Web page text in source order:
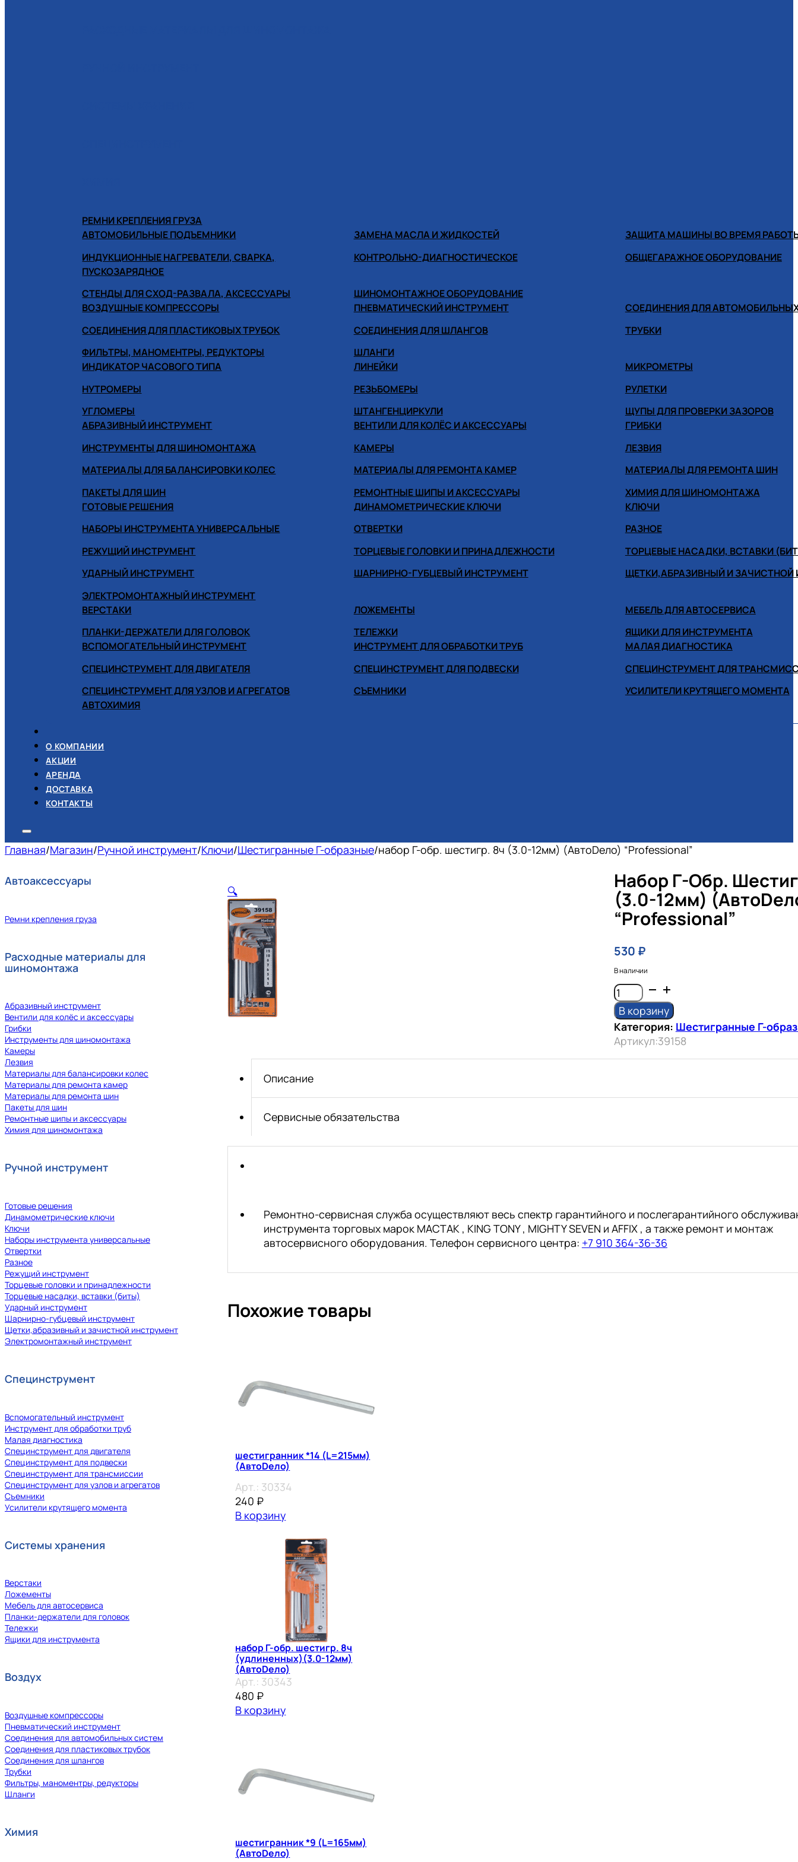
РЕМНИ КРЕПЛЕНИЯ ГРУЗА
АВТОМОБИЛЬНЫЕ ПОДЪЕМНИКИ
ЗАМЕНА МАСЛА И ЖИДКОСТЕЙ
ЗАЩИТА МАШИНЫ ВО ВРЕМЯ
ИНДУКЦИОННЫЕ НАГРЕВАТЕЛИ, СВАРКА,
ПУСКОЗАРЯДНОЕ
КОНТРОЛЬНО-ДИАГНОСТИЧЕСКОЕ ОБЩЕГАРАЖНОЕ ОБОРУДОВАНИЕ
СТЕНДЫ ДЛЯ СХОД-РАЗВАЛА, АКСЕССУАРЫ
ШИНОМОНТАЖНОЕ ОБОРУДОВАНИЕ
ВОЗДУШНЫЕ КОМПРЕССОРЫ
ПНЕВМАТИЧЕСКИЙ ИНСТРУМЕНТ
СОЕДИНЕНИЯ ДЛЯ
СОЕДИНЕНИЯ ДЛЯ ПЛАСТИКОВЫХ ТРУБОК
СОЕДИНЕНИЯ ДЛЯ ШЛАНГОВ
ТРУБКИ
ФИЛЬТРЫ, МАНОМЕНТРЫ, РЕДУКТОРЫ
ШЛАНГИ
ИНДИКАТОР ЧАСОВОГО ТИПА
ЛИНЕЙКИ
МИКРОМЕТРЫ
НУТРОМЕРЫ
РЕЗЬБОМЕРЫ
РУЛЕТКИ
УГЛОМЕРЫ
ШТАНГЕНЦИРКУЛИ
ЩУПЫ ДЛЯ ПРОВЕРКИ ЗАЗОРОВ
АБРАЗИВНЫЙ ИНСТРУМЕНТ
ВЕНТИЛИ ДЛЯ КОЛЁС И АКСЕССУАРЫ
ГРИБКИ
ИНСТРУМЕНТЫ ДЛЯ ШИНОМОНТАЖА
КАМЕРЫ
ЛЕЗВИЯ
МАТЕРИАЛЫ ДЛЯ БАЛАНСИРОВКИ КОЛЕС
МАТЕРИАЛЫ ДЛЯ РЕМОНТА КАМЕР
МАТЕРИАЛЫ ДЛЯ РЕМОНТА ШИН
ПАКЕТЫ ДЛЯ ШИН
РЕМОНТНЫЕ ШИПЫ И АКСЕССУАРЫ
ХИМИЯ ДЛЯ ШИНОМОНТАЖА
ГОТОВЫЕ РЕШЕНИЯ
ДИНАМОМЕТРИЧЕСКИЕ КЛЮЧИ
КЛЮЧИ
НАБОРЫ ИНСТРУМЕНТА УНИВЕРСАЛЬНЫЕ
ОТВЕРТКИ
РАЗНОЕ
РЕЖУЩИЙ ИНСТРУМЕНТ
ТОРЦЕВЫЕ ГОЛОВКИ И ПРИНАДЛЕЖНОСТИ
ТОРЦЕВЫЕ НАСАДКИ, ВСТАВКИ
УДАРНЫЙ ИНСТРУМЕНТ
ШАРНИРНО-ГУБЦЕВЫЙ ИНСТРУМЕНТ
ЩЕТКИ,АБРАЗИВНЫЙ И ЗАЧИСТНОЙ
ЭЛЕКТРОМОНТАЖНЫЙ ИНСТРУМЕНТ
ВЕРСТАКИ
ЛОЖЕМЕНТЫ
МЕБЕЛЬ ДЛЯ АВТОСЕРВИСА
ПЛАНКИ-ДЕРЖАТЕЛИ ДЛЯ ГОЛОВОК
ТЕЛЕЖКИ
ЯЩИКИ ДЛЯ ИНСТРУМЕНТА
ВСПОМОГАТЕЛЬНЫЙ ИНСТРУМЕНТ
ИНСТРУМЕНТ ДЛЯ ОБРАБОТКИ ТРУБ
МАЛАЯ ДИАГНОСТИКА
СПЕЦИНСТРУМЕНТ ДЛЯ ДВИГАТЕЛЯ
СПЕЦИНСТРУМЕНТ ДЛЯ ПОДВЕСКИ
СПЕЦИНСТРУМЕНТ ДЛЯ
СПЕЦИНСТРУМЕНТ ДЛЯ УЗЛОВ И АГРЕГАТОВ
СЪЕМНИКИ
УСИЛИТЕЛИ КРУТЯЩЕГО МОМЕНТА
АВТОХИМИЯ
О КОМПАНИИ
АКЦИИ
АРЕНДА
ДОСТАВКА
КОНТАКТЫ
Главная/Магазин/Ручной инструмент/Ключи/Шестигранные Г-образные/набор Г-обр. шестигр. 8ч (3.0-12мм) (АвтоDело) “Professional”
Автоаксессуары
Ремни крепления груза
Расходные материалы для
шиномонтажа
Абразивный инструмент
Вентили для колёс и аксессуары
Грибки
Инструменты для шиномонтажа
Камеры
Лезвия
Материалы для балансировки колес
Материалы для ремонта камер
Материалы для ремонта шин
Пакеты для шин
Ремонтные шипы и аксессуары
Химия для шиномонтажа
Ручной инструмент
Готовые решения
Динамометрические ключи
Ключи
Наборы инструмента универсальные
Отвертки
Разное
Режущий инструмент
Торцевые головки и принадлежности
Торцевые насадки, вставки (биты)
Ударный инструмент
Шарнирно-губцевый инструмент
Щетки,абразивный и зачистной инструмент
Электромонтажный инструмент
Специнструмент
Вспомогательный инструмент
Инструмент для обработки труб
Малая диагностика
Специнструмент для двигателя
Специнструмент для подвески
Специнструмент для трансмиссии
Специнструмент для узлов и агрегатов
Съемники
Усилители крутящего момента
Системы хранения
Верстаки
Ложементы
Мебель для автосервиса
Планки-держатели для головок
Тележки
Ящики для инструмента
Воздух
Воздушные компрессоры
Пневматический инструмент
Соединения для автомобильных систем
Соединения для пластиковых трубок
Соединения для шлангов
Трубки
Фильтры, маноментры, редукторы
Шланги
Химия
🔍 Набор Г-Обр.
(3.0-12мм)
“Professional”
530 ₽
В наличии
Количество
товара
набор
Г-
обр.
шестигр.
В корзину
Категория: Шестигранные Г-
Артикул:39158
Описание
Сервисные обязательства
Ремонтно-сервисная служба осуществляют весь спектр гарантийного и послегарантийного
инструмента торговых марок МАСТАК , KING TONY , MIGHTY SEVEN и AFFIX , а также ремонт и монтаж
автосервисного оборудования. Телефон сервисного центра: +7 910 364-36-36
Похожие товары
шестигранник *14 (L=215мм)
(АвтоDело)
Арт.: 30334
240 ₽
В корзину
набор Г-обр. шестигр. 8ч
(удлиненных)(3.0-12мм)
(АвтоDело)
Арт.: 30343
480 ₽
В корзину
шестигранник *9 (L=165мм)
(АвтоDело)